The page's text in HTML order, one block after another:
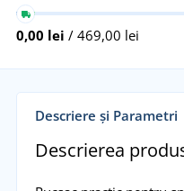
0,00 lei / 469,00 lei
Descriere și Parametri
Descrierea